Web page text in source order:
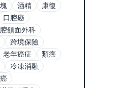
酒精
康復
口腔癌
頜面外科
跨境保險
老年癌症
類癌
冷凍消融